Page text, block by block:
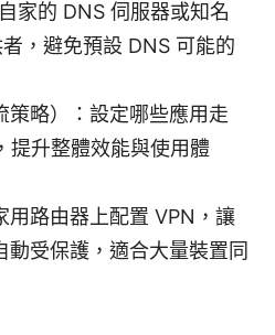
家的 DNS 伺服器或知名
，避免預設 DNS 可能的
策略）：設定哪些應用走
提升整體效能與使用體
用路由器上配置 VPN，讓
動受保護，適合大量裝置同